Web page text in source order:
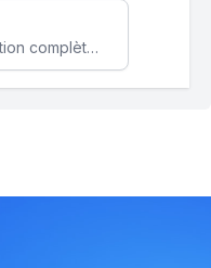
Microsoft 365 une solution complète qui booste votre productivité, renforce la sécurité de vos données et facilite la collaboration.